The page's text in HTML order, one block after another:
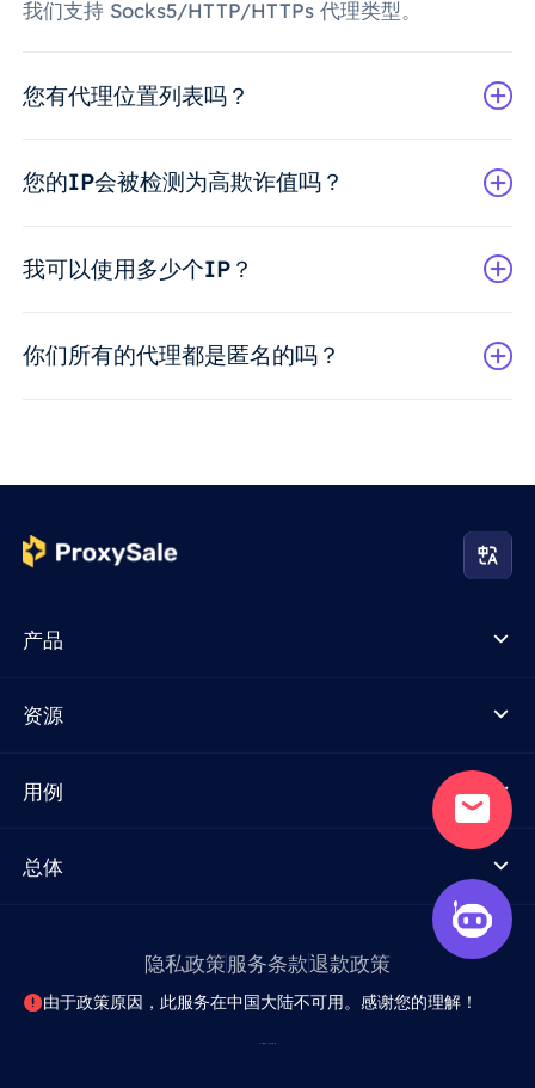
我们支持 Socks5/HTTP/HTTPs 代理类型。
您有代理位置列表吗？
您的IP会被检测为高欺诈值吗？
我可以使用多少个IP？
你们所有的代理都是匿名的吗？
产品
资源
用例
总体
隐私政策服务条款退款政策
由于政策原因，此服务在中国大陆不可用。感谢您的理解！